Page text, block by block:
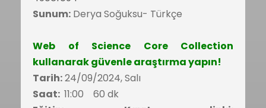
Sunum: Derya Soğuksu- Türkçe
Web of Science Core Collection
kullanarak güvenle araştırma yapın!
Tarih:24/09/2024, Salı
Saat: 11:00 60 dk